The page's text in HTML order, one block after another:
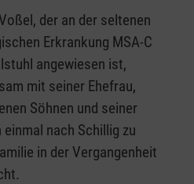
der an der seltenen
Erkrankung MSA-C
angewiesen ist,
mit seiner Ehefrau,
Söhnen und seiner
nach Schillig zu
in der Vergangenheit